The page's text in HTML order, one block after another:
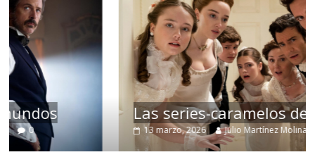
Las series-caramelos de Shondaland
13 marzo, 2026 Julio Martínez Molina 0